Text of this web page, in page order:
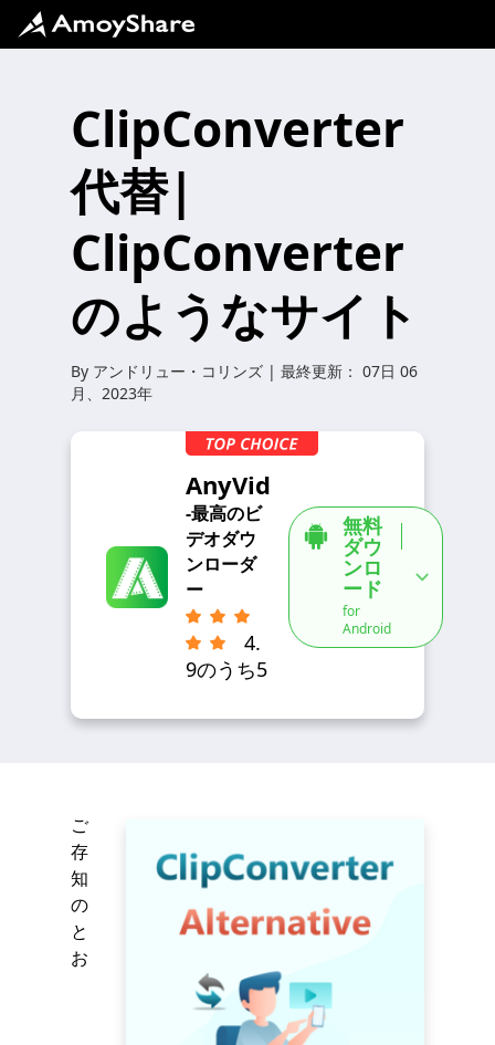
ClipConverter
代替|
ClipConverter
のようなサイト
By アンドリュー・コリンズ | 最終更新： 07日 06
月、2023年
AnyVid
-最高のビ
デオダウ
ンローダ
ー
4.
9のうち5
無料
ダウ
ンロ
ード
for
Android
ご
存
知
の
と
お